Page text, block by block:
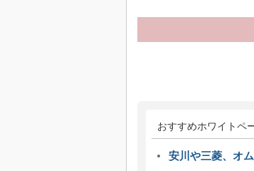
おすすめホワイトペ
安川や三菱、オ